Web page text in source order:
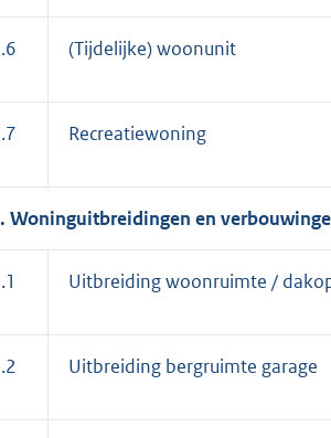
(Tijdelijke) woonunit
Recreatiewoning
Woninguitbreidingen en
Uitbreiding woonruimte /
Uitbreiding bergruimte garage